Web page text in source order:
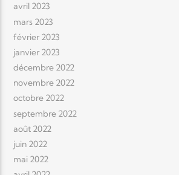
avril 2023
mars 2023
février 2023
janvier 2023
décembre 2022
novembre 2022
octobre 2022
septembre 2022
août 2022
juin 2022
mai 2022